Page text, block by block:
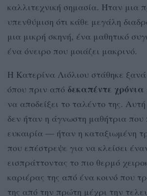
καλλιτεχνική σημασία. Ήταν μια
υπενθύμιση ότι κάθε μεγάλη
μια μικρή σκηνή, ένα μαθητικό
ένα όνειρο που μοιάζει μακρινό.
Η Κατερίνα Λιόλιου στάθηκε ξανά
όπου πριν από δεκαπέντε χρόνια
να αποδείξει το ταλέντο της.
δεν ήταν η άγνωστη μαθήτρια που
ευκαιρία — ήταν η καταξιωμένη
που επέστρεψε για να κλείσει
εισπράττοντας το πιο θερμό
καριέρας της από ένα κοινό που
της από την πρώτη μέχρι την